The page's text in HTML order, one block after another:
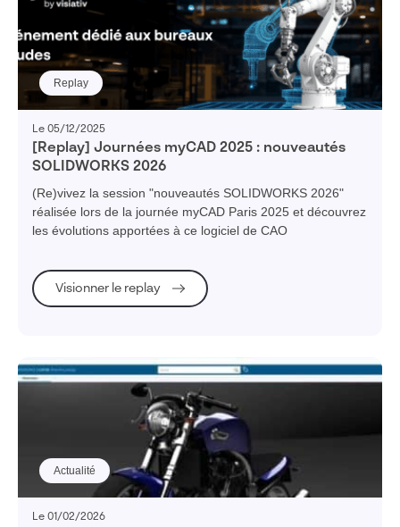
Replay
Le 05/12/2025
[Replay] Journées myCAD 2025 : nouveautés
SOLIDWORKS 2026
(Re)vivez la session "nouveautés SOLIDWORKS 2026"
réalisée lors de la journée myCAD Paris 2025 et découvrez
les évolutions apportées à ce logiciel de CAO
Visionner le replay
Actualité
Le 01/02/2026